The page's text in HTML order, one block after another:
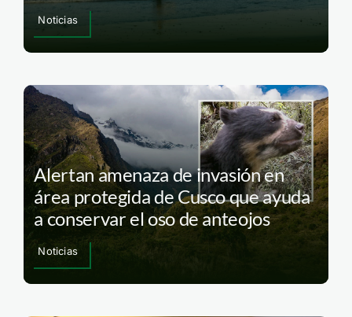
Noticias
Alertan amenaza de invasión en
área protegida de Cusco que ayuda
a conservar el oso de anteojos
Noticias